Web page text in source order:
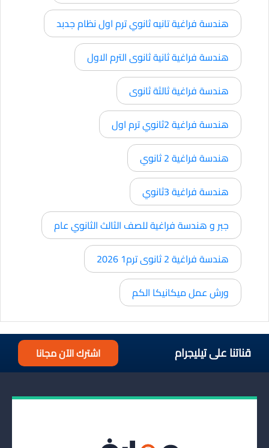
هندسة فراغية تانيه ثانوي ترم اول نظام جدبد
هندسة فراغية ثانية ثانوى الترم الاول
هندسة فراغية ثالثة ثانوى
هندسة فراغية 2ثانوي ترم اول
هندسة فراغية 2 ثانوي
هندسة فراغية 3ثانوي
جبر و هندسة فراغية للصف الثالث الثانوي عام
هندسة فراغية 2 ثانوى ترم1 2026
ورش عمل ميكانيكا الكم
قناتنا على تيليجرام اشترك الآن مجانا